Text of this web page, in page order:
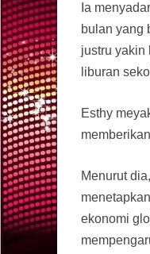
Ia
bulan yang
justru yakin
liburan
Esthy
Menurut
ekonomi